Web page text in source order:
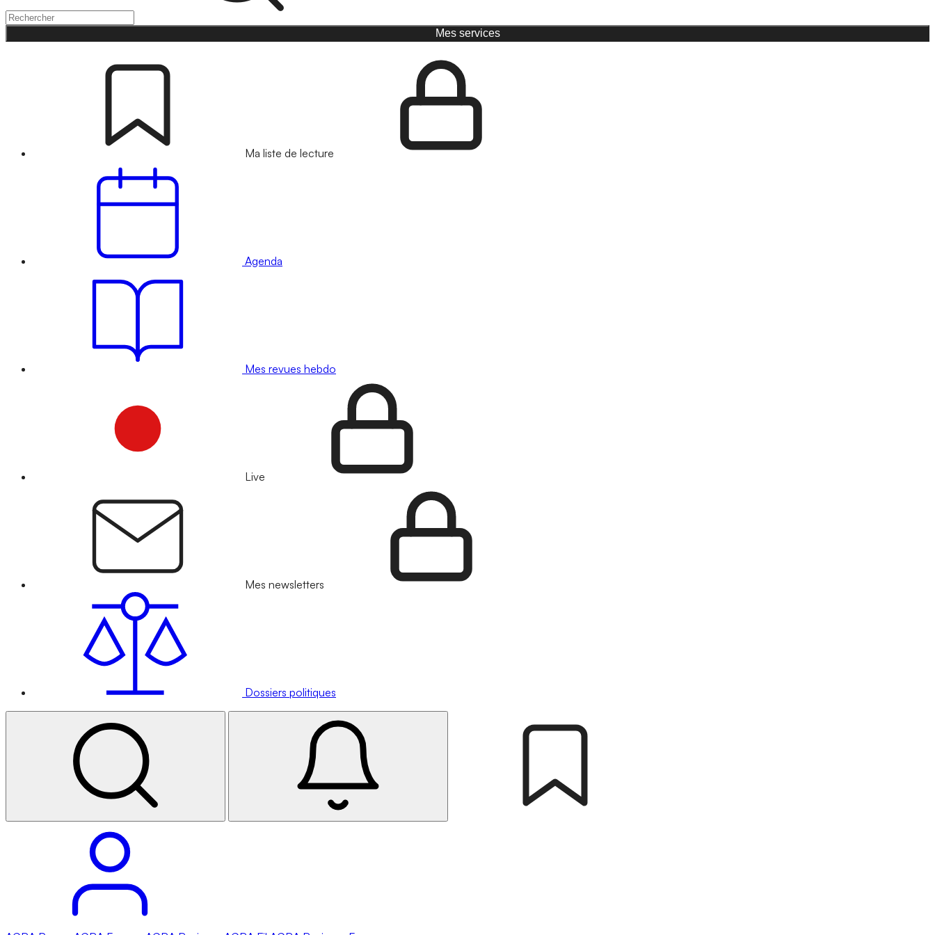
Mes services
Ma liste de lecture
Agenda
Mes revues hebdo
Live
Mes newsletters
Dossiers politiques